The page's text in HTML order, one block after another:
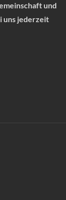
und
uns jederzeit